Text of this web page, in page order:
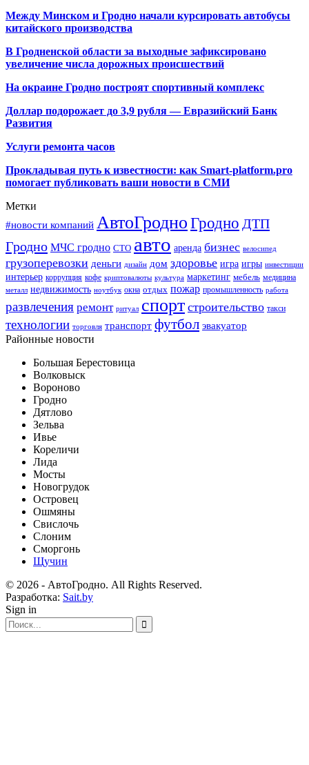
Между Минском и Гродно начали курсировать автобусы
китайского производства
В Гродненской области за выходные зафиксировано
увеличение числа дорожных происшествий
На окраине Гродно построят спортивный комплекс
Доллар подорожает до 3,9 рубля — Евразийский Банк
Развития
Услуги ремонта часов
Прокладывая путь к известности: как Smart-platform.pro
помогает публиковать ваши новости в СМИ
Метки
#новости компаний АвтоГродноГродно ДТП
Гродно МЧС гродно СТО авто аренда бизнес велосипед
грузоперевозки деньги дизайн дом здоровье игра игры инвестиции
интерьер коррупция кофе криптовалюты культура маркетинг мебель медицина
металл недвижимость ноутбук окна отдых пожар промышленность работа
развлечения ремонт ритуал спорт строительство такси
технологии торговля транспорт футбол эвакуатор
Районные новости
Большая Берестовица
Волковыск
Вороново
Гродно
Дятлово
Зельва
Ивье
Кореличи
Лида
Мосты
Новогрудок
Островец
Ошмяны
Свислочь
Слоним
Сморгонь
Щучин
© 2026 - АвтоГродно. All Rights Reserved.
Разработка: Sait.by
Sign in